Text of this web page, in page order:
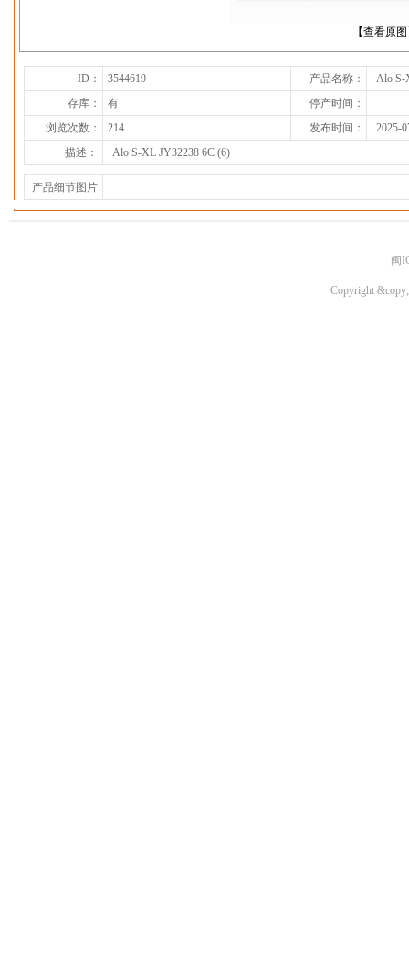
【查看原
ID： 3544619 产品名称：
Alo S-
存库：
有
停产时间：
浏览次数：
214 发布时间：
2025-
描述：
Alo S-XL JY32238 6C (6)
产品细节图片
闽
Copyright